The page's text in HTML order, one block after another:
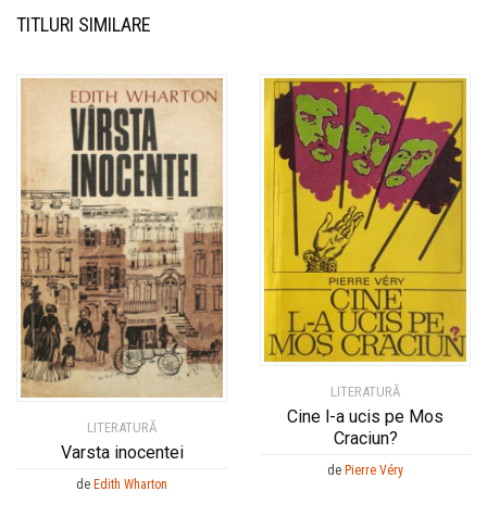
TITLURI SIMILARE
LITERATURĂ
Varsta inocentei
de Edith Wharton
LITERATURĂ
Cine l-a ucis pe Mos
Craciun?
de Pierre Véry